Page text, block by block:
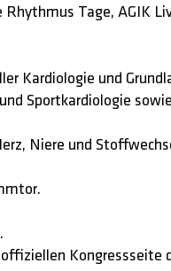
Tage, AGIK
Kardiologie und
Sportkardiologie
Niere und